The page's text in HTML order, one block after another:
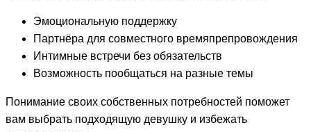
Эмоциональную поддержку
Партнёра для совместного времяпрепровождения
Интимные встречи без обязательств
Возможность пообщаться на разные темы
Понимание своих собственных потребностей поможет
вам выбрать подходящую девушку и избежать